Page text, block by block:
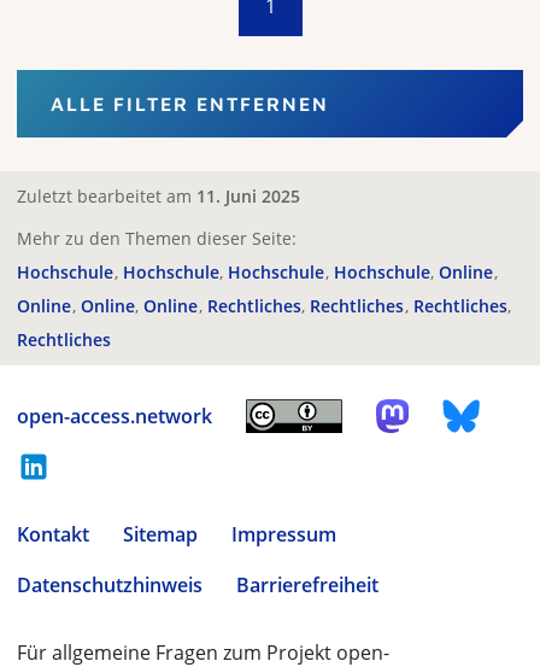
1
ALLE FILTER ENTFERNEN
Zuletzt bearbeitet am 11. Juni 2025
Mehr zu den Themen dieser Seite:
Hochschule Hochschule Hochschule Hochschule Online
Online Online Online Rechtliches Rechtliches Rechtliches
Rechtliches
open-access.network
Kontakt Sitemap
Impressum
Datenschutzhinweis
Barrierefreiheit
Für allgemeine Fragen zum Projekt open-